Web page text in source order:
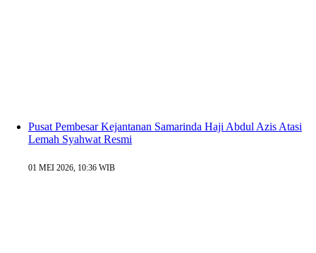
Pusat Pembesar Kejantanan Samarinda Haji Abdul Azis Atasi
Lemah Syahwat Resmi
01 MEI 2026, 10:36 WIB